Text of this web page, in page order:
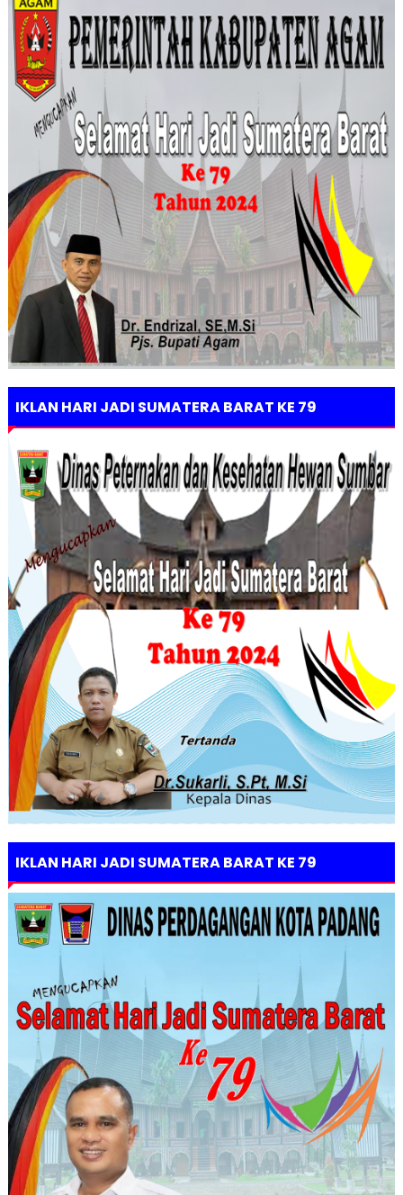
IKLAN HARI JADI SUMATERA BARAT KE 79
IKLAN HARI JADI SUMATERA BARAT KE 79